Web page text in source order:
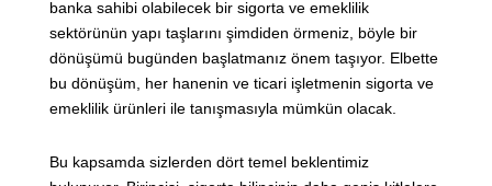
banka sahibi olabilecek bir sigorta ve emeklilik
sektörünün yapı taşlarını şimdiden örmeniz, böyle bir
dönüşümü bugünden başlatmanız önem taşıyor. Elbette
bu dönüşüm, her hanenin ve ticari işletmenin sigorta ve
emeklilik ürünleri ile tanışmasıyla mümkün olacak.
Bu kapsamda sizlerden dört temel beklentimiz